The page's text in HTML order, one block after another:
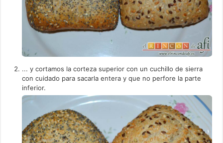
... y cortamos la corteza superior con un cuchillo de sierra
con cuidado para sacarla entera y que no perfore la parte
inferior.